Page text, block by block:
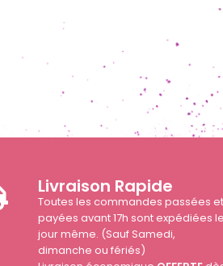
Livraison Rapide
Toutes les commandes passées
payées avant 17h sont expédiées
jour même. (Sauf Samedi,
dimanche ou fériés)